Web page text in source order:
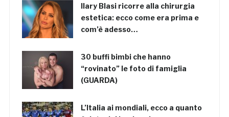
Ilary Blasi ricorre alla chirurgia
estetica: ecco come era prima e
com’è adesso…
30 buffi bimbi che hanno
“rovinato” le foto di famiglia
(GUARDA)
L’Italia ai mondiali, ecco a quanto